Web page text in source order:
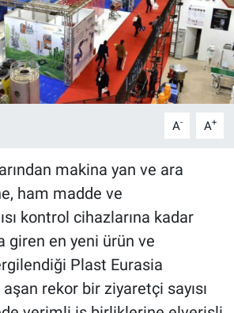
A- A+
makina yan ve ara
ham madde ve
kontrol cihazlarına kadar
giren en yeni ürün ve
Plast Eurasia
rekor bir ziyaretçi sayısı